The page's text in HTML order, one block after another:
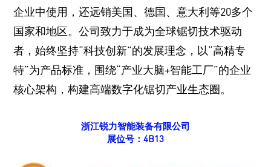
企业中使用，还远销美国、德国、意大利等20多个
国家和地区。公司致力于成为全球锯切技术驱动
者，始终坚持“科技创新”的发展理念，以“高精专
特”为产品标准，围绕“产业大脑+智能工厂”的企业
核心架构，构建高端数字化锯切产业生态圈。
浙江锐力智能装备有限公司
展位号：4B13